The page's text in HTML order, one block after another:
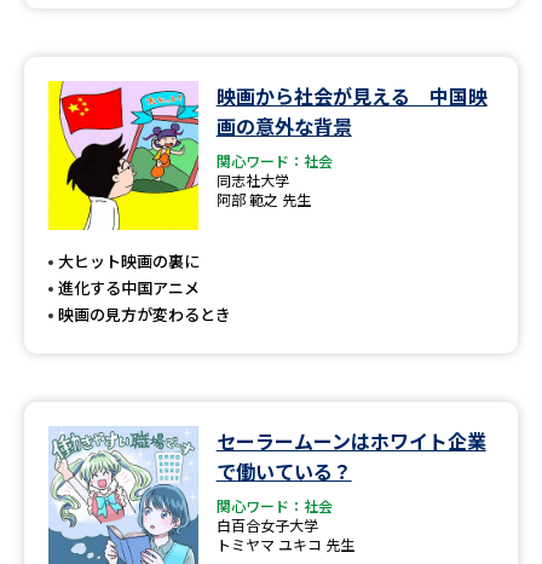
映画から社会が見える 中国映
画の意外な背景
関心ワード：社会
同志社大学
阿部 範之 先生
大ヒット映画の裏に
進化する中国アニメ
映画の見方が変わるとき
セーラームーンはホワイト企業
で働いている？
関心ワード：社会
白百合女子大学
トミヤマ ユキコ 先生